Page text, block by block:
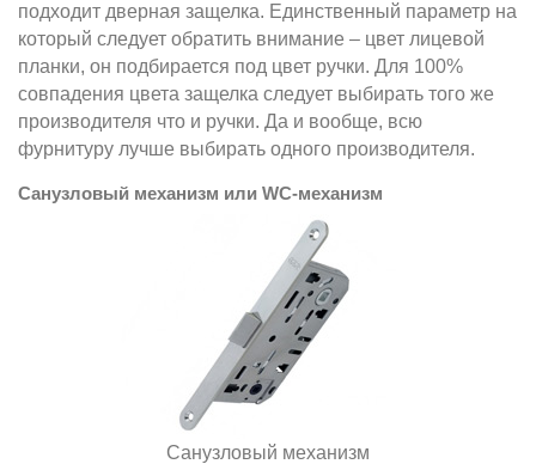
подходит дверная защелка. Единственный параметр на
который следует обратить внимание – цвет лицевой
планки, он подбирается под цвет ручки. Для 100%
совпадения цвета защелка следует выбирать того же
производителя что и ручки. Да и вообще, всю
фурнитуру лучше выбирать одного производителя.
Санузловый механизм или WC-механизм
Санузловый механизм